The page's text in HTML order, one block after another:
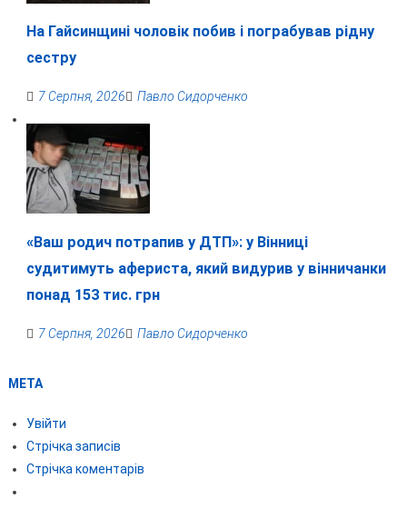
На Гайсинщині чоловік побив і пограбував рідну
сестру
7 Серпня, 2026 Павло Сидорченко
«Ваш родич потрапив у ДТП»: у Вінниці
судитимуть афериста, який видурив у вінничанки
понад 153 тис. грн
7 Серпня, 2026 Павло Сидорченко
МЕТА
Увійти
Стрічка записів
Стрічка коментарів